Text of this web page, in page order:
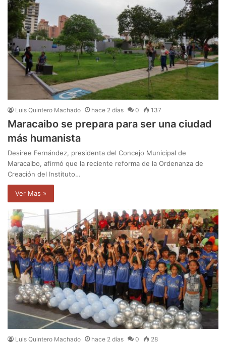
Luis Quintero Machado hace 2 días 0 137
Maracaibo se prepara para ser una ciudad
más humanista
Desiree Fernández, presidenta del Concejo Municipal de
Maracaibo, afirmó que la reciente reforma de la Ordenanza de
Creación del Instituto…
Ver Mas »
Luis Quintero Machado hace 2 días 0 28